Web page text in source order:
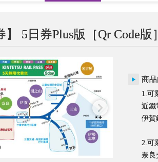
】 5日券Plus版［Qr Code版
商
1.可
近鐵
伊賀
2.可
奈良